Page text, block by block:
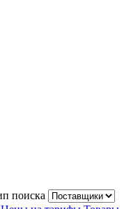
поиска